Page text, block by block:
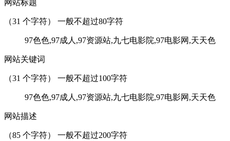
网站标题
（31 个字符） 一般不超过80字符
97色色,97成人,97资源站,九七电影院,97电影网,天天色
网站关键词
（31 个字符） 一般不超过100字符
97色色,97成人,97资源站,九七电影院,97电影网,天天色
网站描述
（85 个字符） 一般不超过200字符